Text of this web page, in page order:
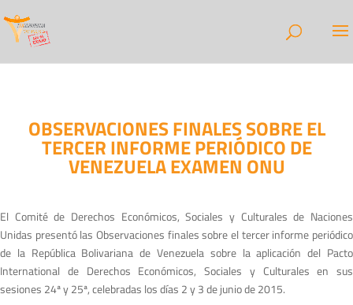
OBSERVACIONES FINALES SOBRE EL
TERCER INFORME PERIÓDICO DE
VENEZUELA EXAMEN ONU
El Comité de Derechos Económicos, Sociales y Culturales de Naciones
Unidas presentó las Observaciones finales sobre el tercer informe periódico
de la República Bolivariana de Venezuela sobre la aplicación del Pacto
International de Derechos Económicos, Sociales y Culturales en sus
sesiones 24ª y 25ª, celebradas los días 2 y 3 de junio de 2015.